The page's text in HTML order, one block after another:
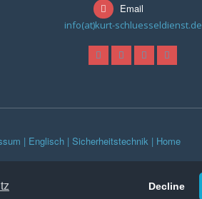
Decline
Email
info(at)kurt-schluesseldienst.de
| Englisch | Sicherheitstechnik | Home